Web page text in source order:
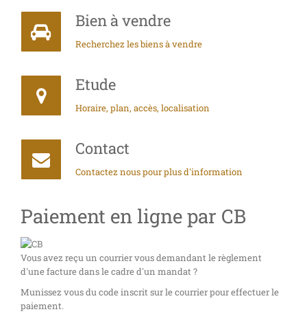
Bien à vendre
Recherchez les biens à vendre
Etude
Horaire, plan, accès, localisation
Contact
Contactez nous pour plus d'information
Paiement en ligne par CB
Vous avez reçu un courrier vous demandant le règlement
d'une facture dans le cadre d'un mandat ?
Munissez vous du code inscrit sur le courrier pour effectuer le
paiement.